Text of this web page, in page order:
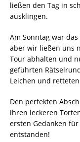
ließen den Tag in
ausklingen.
Am Sonntag war
aber wir ließen uns
Tour abhalten und
geführten
Leichen und
Den perfekten
ihren leckeren
ersten Gedanken
entstanden!